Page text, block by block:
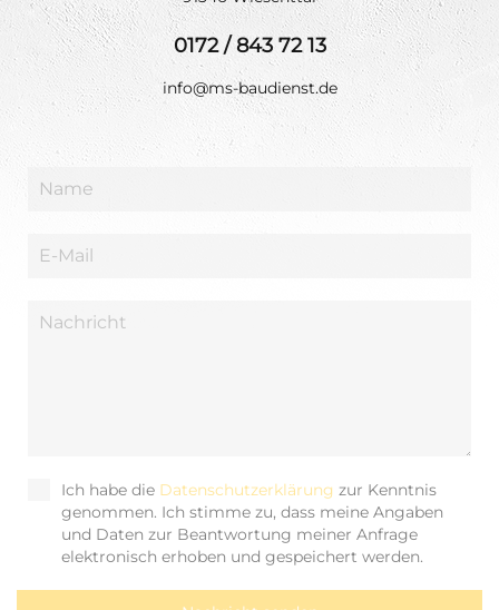
0172 / 843 72 13
info@ms-baudienst.de
Klicke hier, um Marketing-Cookies zu
akzeptieren und diesen Inhalt zu
Ich habe die Datenschutzerklärung zur Kenntnis
genommen. Ich stimme zu, dass meine Angaben
und Daten zur Beantwortung meiner Anfrage
elektronisch erhoben und gespeichert werden.